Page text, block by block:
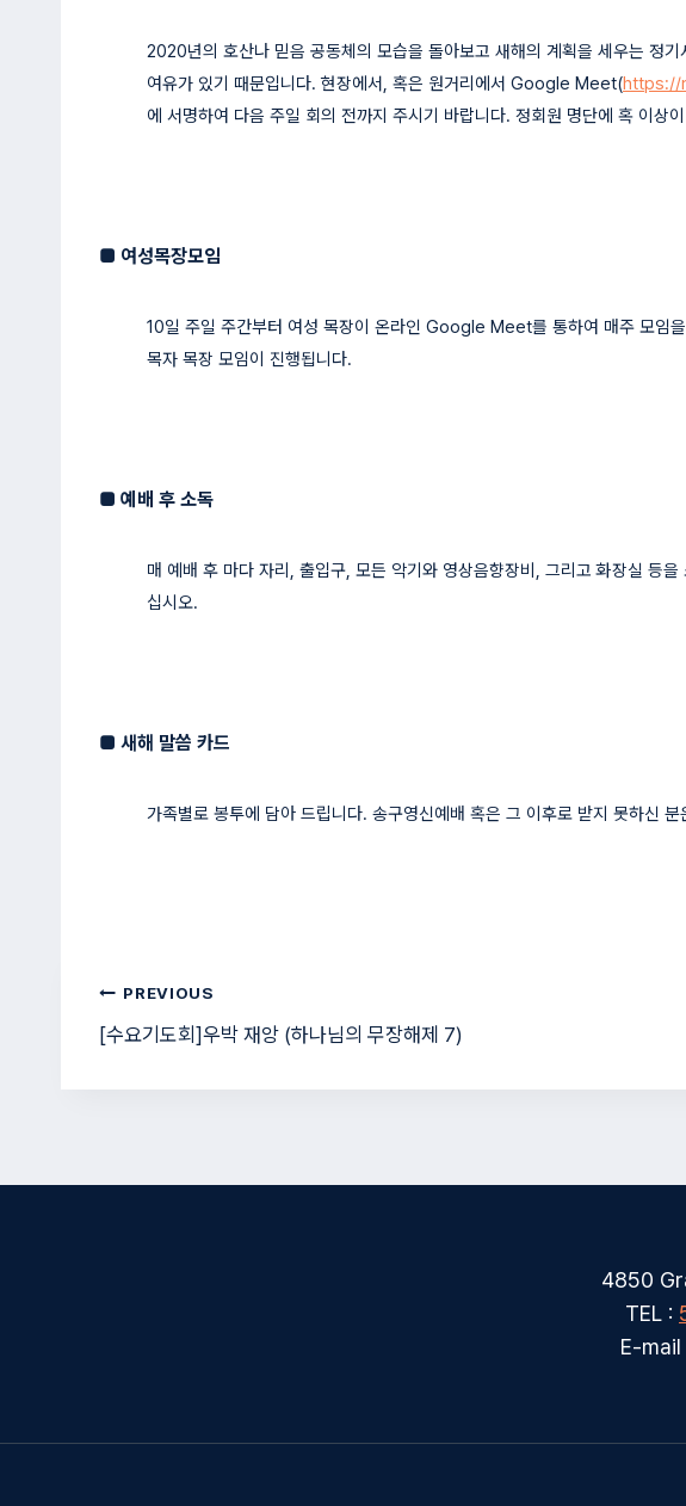
2020년의 호산나 믿음 공동체의 모습을 돌아보고 새해의 계획을 세우는 정
여유가 있기 때문입니다. 현장에서, 혹은 원거리에서 Google Meet(https://
에 서명하여 다음 주일 회의 전까지 주시기 바랍니다. 정회원 명단에 혹 이상
■ 여성목장모임
10일 주일 주간부터 여성 목장이 온라인 Google Meet를 통하여 매주 모임
목자 목장 모임이 진행됩니다.
■ 예배 후 소독
매 예배 후 마다 자리, 출입구, 모든 악기와 영상음향장비, 그리고 화장실 등
십시오.
■ 새해 말씀 카드
가족별로 봉투에 담아 드립니다. 송구영신예배 혹은 그 이후로 받지 못하신 분
글
탐
색
PREVIOUS
[수요기도회]우박 재앙 (하나님의 무장해제 7)
4850
TEL :
E-mail